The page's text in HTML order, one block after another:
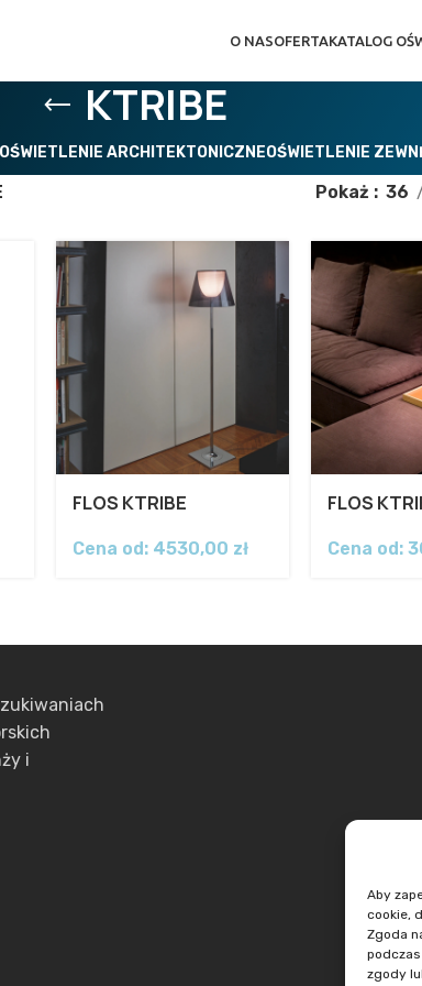
Aby
cookie,
Zgoda
zgody
O NASOFERTAKATALOG
KTRIBE
OŚWIETLENIE ARCHITEKTONICZNEOŚWIETLENIE
Pokaż 36
FLOS KTRIBE
Cena od: 4530,00 zł
FLOS
Cena od:
i